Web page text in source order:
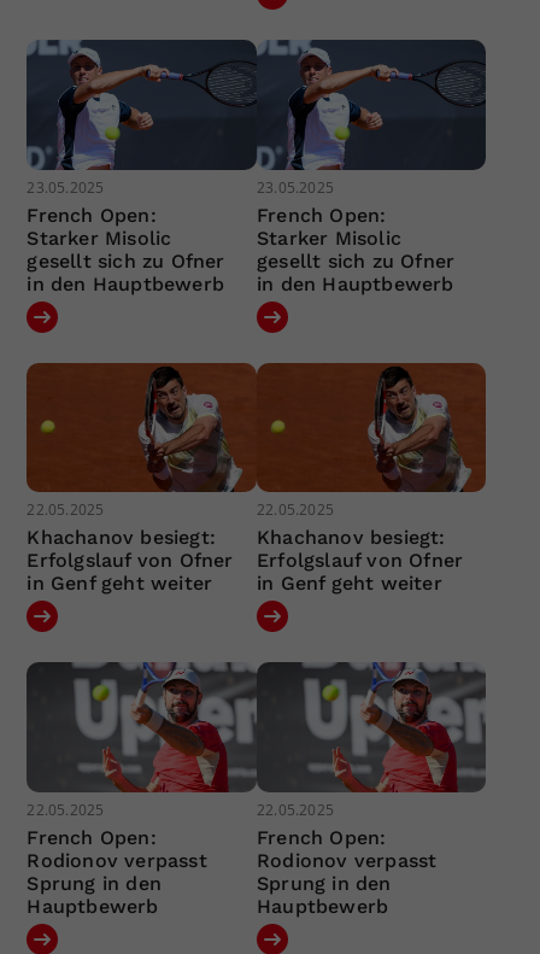
23.05.2025
French Open:
Starker Misolic
gesellt sich zu Ofner
in den Hauptbewerb
23.05.2025
French Open:
Starker Misolic
gesellt sich zu Ofner
in den Hauptbewerb
22.05.2025
Khachanov besiegt:
Erfolgslauf von Ofner
in Genf geht weiter
22.05.2025
Khachanov besiegt:
Erfolgslauf von Ofner
in Genf geht weiter
22.05.2025
French Open:
Rodionov verpasst
Sprung in den
Hauptbewerb
22.05.2025
French Open:
Rodionov verpasst
Sprung in den
Hauptbewerb